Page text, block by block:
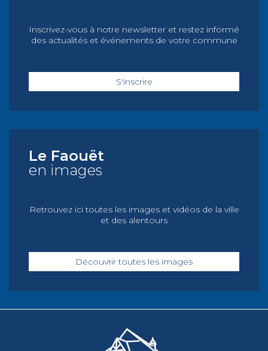
Inscrivez-vous à notre newsletter et restez informé
des actualités et événements de votre commune
S'inscrire
Le Faouët
en images
Retrouvez ici toutes les images et vidéos de la ville
et des alentours
Découvrir toutes les images